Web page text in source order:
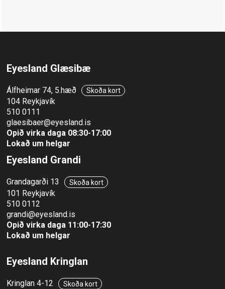
Eyesland Glæsibæ
Álfheimar 74, 5.hæð Skoða kort
104 Reykjavík
510 0111
glaesibaer@eyesland.is
Opið virka daga 08:30-17:00
Lokað um helgar
Eyesland Grandi
Grandagarði 13 Skoða kort
101 Reykjavík
510 0112
grandi@eyesland.is
Opið virka daga 11:00-17:30
Lokað um helgar
Eyesland Kringlan
Kringlan 4-12 Skoða kort